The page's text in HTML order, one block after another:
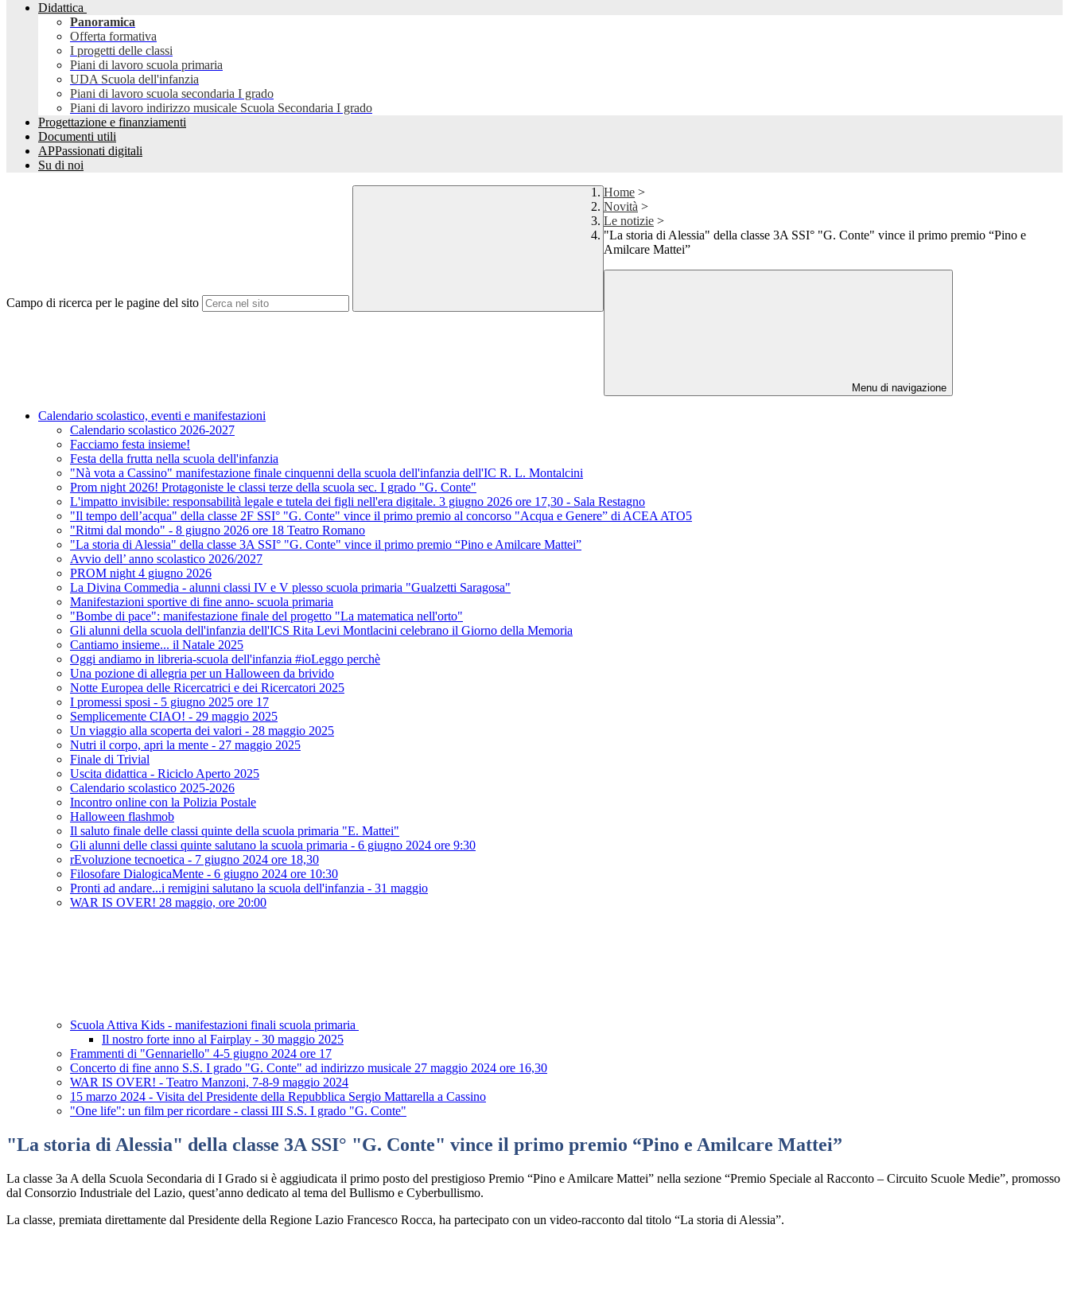
Didattica
Panoramica
Offerta formativa
I progetti delle classi
Piani di lavoro scuola primaria
UDA Scuola dell'infanzia
Piani di lavoro scuola secondaria I grado
Piani di lavoro indirizzo musicale Scuola Secondaria I grado
Progettazione e finanziamenti
Documenti utili
APPassionati digitali
Su di noi
Campo di ricerca per le pagine del sito
Home >
Novità >
Le notizie >
"La storia di Alessia" della classe 3A SSI° "G. Conte" vince il primo premio “Pino e
Amilcare Mattei”
Menu di navigazione
Calendario scolastico, eventi e manifestazioni
Calendario scolastico 2026-2027
Facciamo festa insieme!
Festa della frutta nella scuola dell'infanzia
"Nà vota a Cassino" manifestazione finale cinquenni della scuola dell'infanzia dell'IC R. L. Montalcini
Prom night 2026! Protagoniste le classi terze della scuola sec. I grado "G. Conte"
L'impatto invisibile: responsabilità legale e tutela dei figli nell'era digitale. 3 giugno 2026 ore 17,30 - Sala Restagno
"Il tempo dell’acqua" della classe 2F SSI° "G. Conte" vince il primo premio al concorso "Acqua e Genere” di ACEA ATO5
"Ritmi dal mondo" - 8 giugno 2026 ore 18 Teatro Romano
"La storia di Alessia" della classe 3A SSI° "G. Conte" vince il primo premio “Pino e Amilcare Mattei”
Avvio dell’ anno scolastico 2026/2027
PROM night 4 giugno 2026
La Divina Commedia - alunni classi IV e V plesso scuola primaria "Gualzetti Saragosa"
Manifestazioni sportive di fine anno- scuola primaria
"Bombe di pace": manifestazione finale del progetto "La matematica nell'orto"
Gli alunni della scuola dell'infanzia dell'ICS Rita Levi Montlacini celebrano il Giorno della Memoria
Cantiamo insieme... il Natale 2025
Oggi andiamo in libreria-scuola dell'infanzia #ioLeggo perchè
Una pozione di allegria per un Halloween da brivido
Notte Europea delle Ricercatrici e dei Ricercatori 2025
I promessi sposi - 5 giugno 2025 ore 17
Semplicemente CIAO! - 29 maggio 2025
Un viaggio alla scoperta dei valori - 28 maggio 2025
Nutri il corpo, apri la mente - 27 maggio 2025
Finale di Trivial
Uscita didattica - Riciclo Aperto 2025
Calendario scolastico 2025-2026
Incontro online con la Polizia Postale
Halloween flashmob
Il saluto finale delle classi quinte della scuola primaria "E. Mattei"
Gli alunni delle classi quinte salutano la scuola primaria - 6 giugno 2024 ore 9:30
rEvoluzione tecnoetica - 7 giugno 2024 ore 18,30
Filosofare DialogicaMente - 6 giugno 2024 ore 10:30
Pronti ad andare...i remigini salutano la scuola dell'infanzia - 31 maggio
WAR IS OVER! 28 maggio, ore 20:00
Scuola Attiva Kids - manifestazioni finali scuola primaria
Il nostro forte inno al Fairplay - 30 maggio 2025
Frammenti di "Gennariello" 4-5 giugno 2024 ore 17
Concerto di fine anno S.S. I grado "G. Conte" ad indirizzo musicale 27 maggio 2024 ore 16,30
WAR IS OVER! - Teatro Manzoni, 7-8-9 maggio 2024
15 marzo 2024 - Visita del Presidente della Repubblica Sergio Mattarella a Cassino
"One life": un film per ricordare - classi III S.S. I grado "G. Conte"
"La storia di Alessia" della classe 3A SSI° "G. Conte" vince il primo premio “Pino e Amilcare Mattei”
La classe 3a A della Scuola Secondaria di I Grado si è aggiudicata il primo posto del prestigioso Premio “Pino e Amilcare Mattei” nella sezione “Premio Speciale al Racconto – Circuito Scuole Medie”, promosso
dal Consorzio Industriale del Lazio, quest’anno dedicato al tema del Bullismo e Cyberbullismo.
La classe, premiata direttamente dal Presidente della Regione Lazio Francesco Rocca, ha partecipato con un video-racconto dal titolo “La storia di Alessia”.